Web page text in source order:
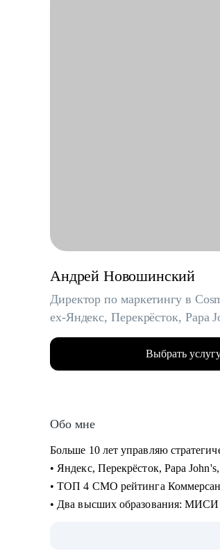
Андрей Новошинский
Директор по маркетингу в
ex-Яндекс, Перекрёсток, Papa
Выбрать
Обо мне
Больше 10 лет управляю
• Яндекс, Перекрёсток, Papa
• ТОП 4 СМО рейтинга
• Два высших образования: МИСИ
• С 2019 года провел 1000+ часов